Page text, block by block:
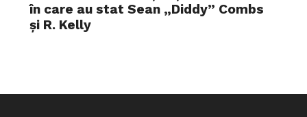
în care au stat Sean „Diddy” Combs
și R. Kelly